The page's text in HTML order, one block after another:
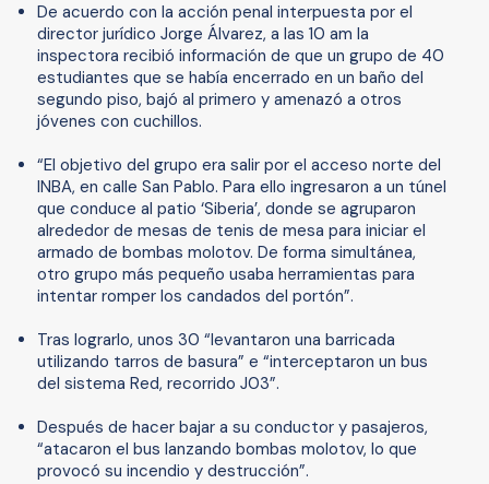
De acuerdo con la acción penal interpuesta por el
director jurídico Jorge Álvarez, a las 10 am la
inspectora recibió información de que un grupo de 40
estudiantes que se había encerrado en un baño del
segundo piso, bajó al primero y amenazó a otros
jóvenes con cuchillos.
“El objetivo del grupo era salir por el acceso norte del
INBA, en calle San Pablo. Para ello ingresaron a un túnel
que conduce al patio ‘Siberia’, donde se agruparon
alrededor de mesas de tenis de mesa para iniciar el
armado de bombas molotov. De forma simultánea,
otro grupo más pequeño usaba herramientas para
intentar romper los candados del portón”.
Tras lograrlo, unos 30 “levantaron una barricada
utilizando tarros de basura” e “interceptaron un bus
del sistema Red, recorrido J03”.
Después de hacer bajar a su conductor y pasajeros,
“atacaron el bus lanzando bombas molotov, lo que
provocó su incendio y destrucción”.